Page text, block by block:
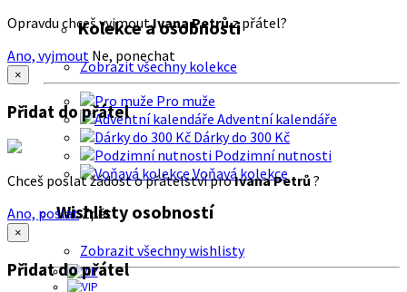
Kolekce a osobnosti
Zobrazit všechny kolekce
Pro muže
Adventní kalendáře
Dárky do 300 Kč
Podzimní nutnosti
Voňavá kolekce
Wishlisty osobností
Zobrazit všechny wishlisty
Opravdu chceš vyjmoutIvana Petrůz přátel?
Ano, vyjmout Ne, ponechat
×
Přidat do přátel
Chceš poslat žádost o přátelství proIvana Petrů ?
Ano, poslatZpět
×
Přidat do přátel